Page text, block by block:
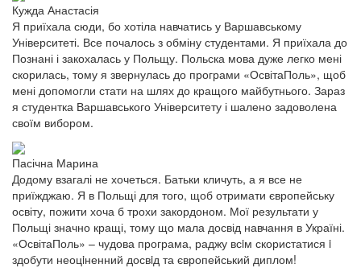
Кужда Анастасія
Я приїхала сюди, бо хотіла навчатись у Варшавському
Університеті. Все почалось з обміну студентами. Я приїхала до
Познані і закохалась у Польщу. Польска мова дуже легко мені
скорилась, тому я звернулась до програми «ОсвітаПоль», щоб
мені допомогли стати на шлях до кращого майбутнього. Зараз
я студентка Варшавського Університету і шалено задоволена
своїм вибором.
Пасічна Марина
Додому взагалі не хочеться. Батьки кличуть, а я все не
приїжджаю. Я в Польщі для того, щоб отримати європейську
освіту, пожити хоча б трохи закордоном. Мої результати у
Польщі значно кращі, тому що мала досвід навчання в Україні.
«ОсвітаПоль» – чудова програма, раджу всiм скористатися i
здобути неоцiненний досвiд та європейський диплом!